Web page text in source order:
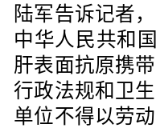
陆军告诉记者
中华人民共和
肝表面抗原携
行政法规和卫
单位不得以劳